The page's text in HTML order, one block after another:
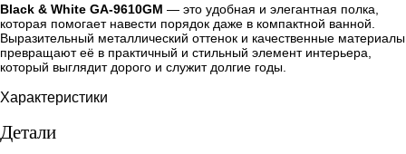
Black & White GA-9610GM — это удобная и элегантная полка,
которая помогает навести порядок даже в компактной ванной.
Выразительный металлический оттенок и качественные материалы
превращают её в практичный и стильный элемент интерьера,
который выглядит дорого и служит долгие годы.
Характеристики
Детали